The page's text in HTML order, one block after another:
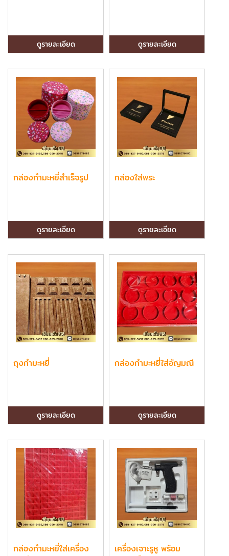
ดูรายละเอียด ดูรายละเอียด
กล่องกำมะหยี่สำเร็จรูป
ดูรายละเอียด
กล่องใส่พระ
ดูรายละเอียด
ถุงกำมะหยี่
ดูรายละเอียด
กล่องกำมะหยี่ใส่อัญมณี
ดูรายละเอียด
กล่องกำมะหยี่ใส่เครื่อง
เครื่องเจาะรูหู พร้อม